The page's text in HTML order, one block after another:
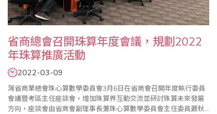
省商總會召開珠算年度會議，規劃2022
年珠算推廣活動
2022-03-09
灣省商業總會珠心算數學委員會3月6日在省商會召開年度執行委員
會議暨考區主任座談會，增加珠算界互動交流並研討珠算未來發展
方向，座談會由省商會副理事長兼珠心算數學委員會主任委員蕭秋